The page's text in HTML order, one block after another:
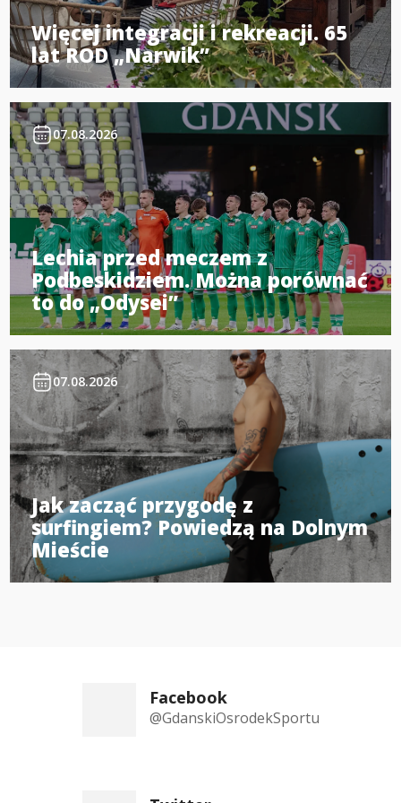
Więcej integracji i rekreacji. 65
lat ROD „Narwik”
07.08.2026
Lechia przed meczem z
Podbeskidziem. Można porównać
to do „Odysei”
07.08.2026
Jak zacząć przygodę z
surfingiem? Powiedzą na Dolnym
Mieście
Facebook
@GdanskiOsrodekSportu